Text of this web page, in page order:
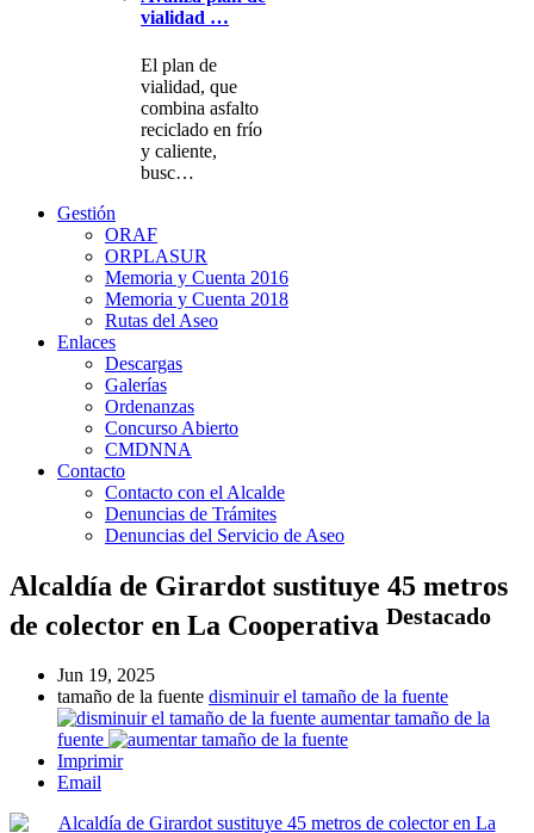
vialidad …
El plan de
vialidad, que
combina asfalto
reciclado en frío
y caliente,
busc…
Gestión
ORAF
ORPLASUR
Memoria y Cuenta 2016
Memoria y Cuenta 2018
Rutas del Aseo
Enlaces
Descargas
Galerías
Ordenanzas
Concurso Abierto
CMDNNA
Contacto
Contacto con el Alcalde
Denuncias de Trámites
Denuncias del Servicio de Aseo
Alcaldía de Girardot sustituye 45 metros
de colector en La Cooperativa Destacado
Jun 19, 2025
tamaño de la fuente disminuir el tamaño de la fuente
aumentar tamaño de la
fuente
Imprimir
Email